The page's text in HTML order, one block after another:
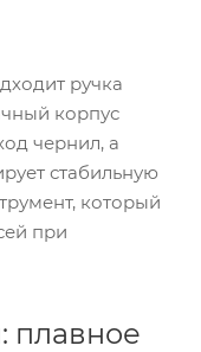
ручка
корпус
чернил, а
стабильную
который
при
плавное